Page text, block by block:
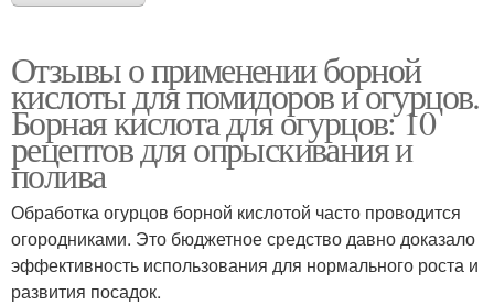
Отзывы о применении борной
кислоты для помидоров и огурцов.
Борная кислота для огурцов: 10
рецептов для опрыскивания и
полива
Обработка огурцов борной кислотой часто проводится
огородниками. Это бюджетное средство давно доказало
эффективность использования для нормального роста и
развития посадок.